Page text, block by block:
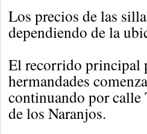
Los precios de las
dependiendo de la
El recorrido principal
hermandades
continuando por calle
de los Naranjos.